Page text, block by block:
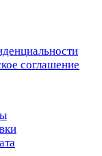
соглашение